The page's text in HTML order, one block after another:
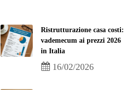
Ristrutturazione casa costi:
vademecum ai prezzi 2026
in Italia
16/02/2026